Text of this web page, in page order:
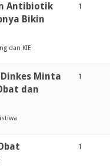
Antibiotik
Bikin
dan KIE
1
Minta
dan
1
1